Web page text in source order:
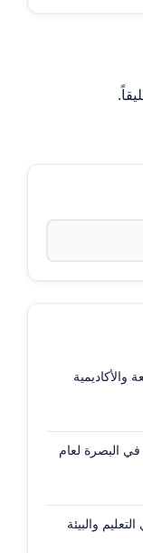
والأكاديمية
في البصرة لعام
والبيئة